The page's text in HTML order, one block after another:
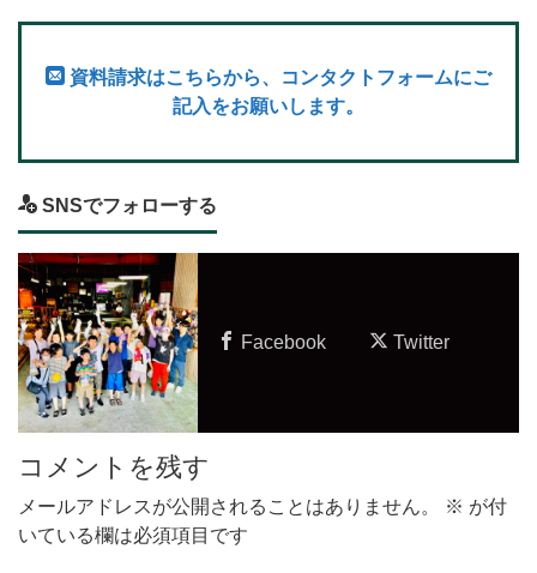
資料請求はこちらから、コンタクトフォームにご
記入をお願いします。
SNSでフォローする
Facebook Twitter
コメントを残す
メールアドレスが公開されることはありません。 ※ が付
いている欄は必須項目です